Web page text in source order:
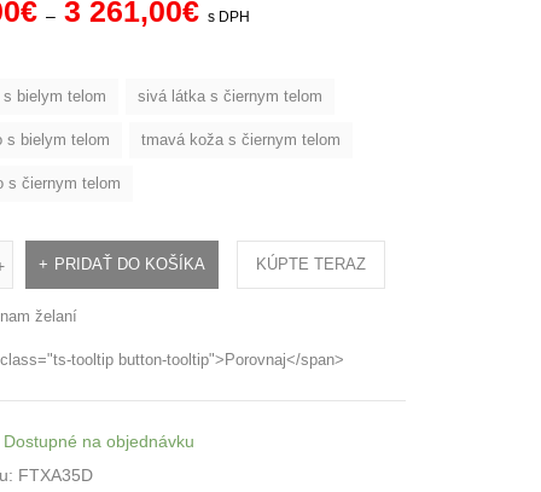
€ – 3 261,00€ s DPH
bielym telom sivá látka s čiernym telom
s bielym telom tmavá koža s čiernym telom
s čiernym telom
PRIDAŤ DO KOŠÍKA KÚPTE TERAZ
želaní
tooltip button-tooltip">Porovnaj</span>
Dostupné na objednávku
FTXA35D